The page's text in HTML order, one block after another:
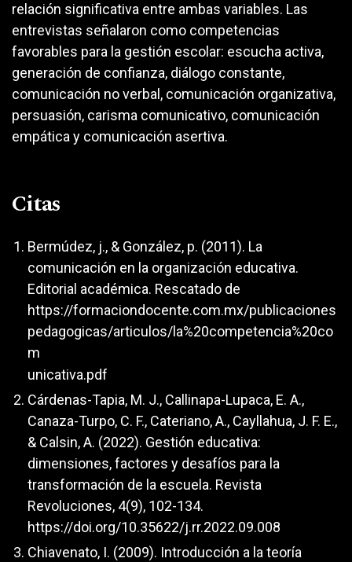
relación significativa entre ambas variables. Las
entrevistas señalaron como competencias
favorables para la gestión escolar: escucha activa,
generación de confianza, diálogo constante,
comunicación no verbal, comunicación organizativa,
persuasión, carisma comunicativo, comunicación
empática y comunicación asertiva.
Citas
Bermúdez, j., & González, p. (2011). La
comunicación en la organización educativa.
Editorial académica. Rescatado de
https://formaciondocente.com.mx/publicaciones
pedagogicas/articulos/la%20competencia%20co
m
unicativa.pdf
Cárdenas-Tapia, M. J., Callinapa-Lupaca, E. A.,
Canaza-Turpo, C. F., Cateriano, A., Cayllahua, J. F. E.,
& Calsin, A. (2022). Gestión educativa:
dimensiones, factores y desafíos para la
transformación de la escuela. Revista
Revoluciones, 4(9), 102-134.
https://doi.org/10.35622/j.rr.2022.09.008
Chiavenato, I. (2009). Introducción a la teoría